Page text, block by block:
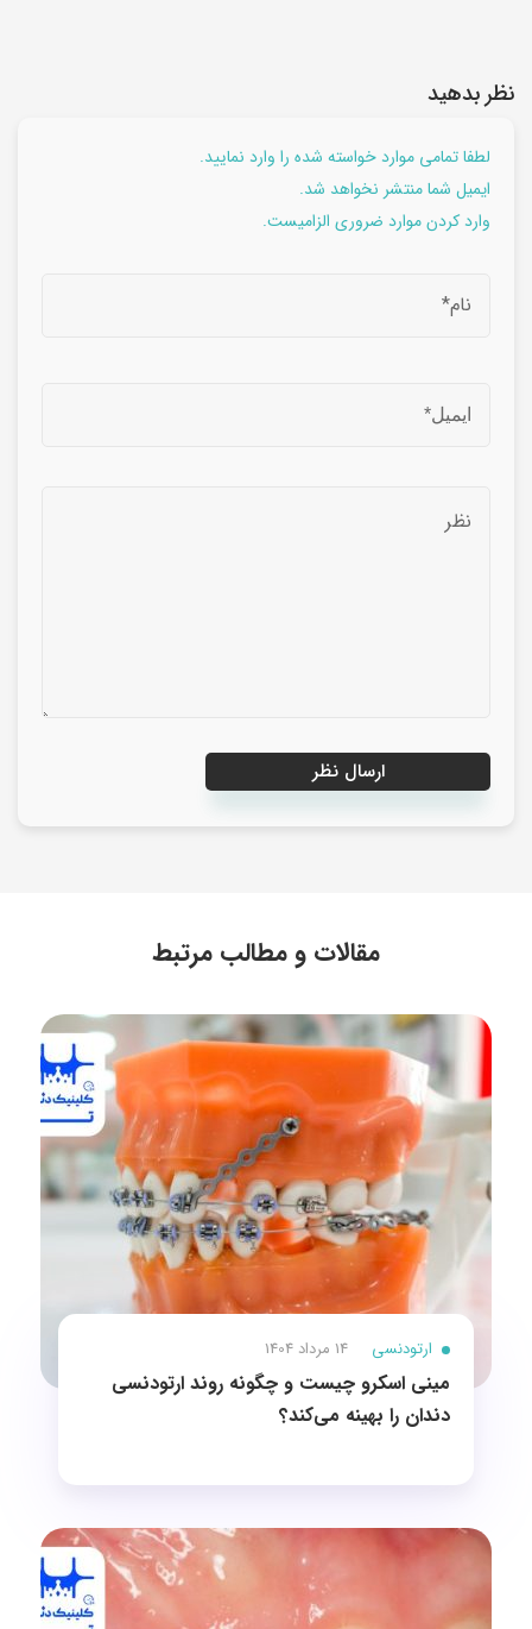
نظر بدهید
لطفا تمامی موارد خواسته شده را وارد نمایید.
ایمیل شما منتشر نخواهد شد.
وارد کردن موارد ضروری الزامیست.
مقالات و مطالب مرتبط
ارتودنسی 14 مرداد 1404
مینی اسکرو چیست و چگونه روند ارتودنسی
دندان را بهینه می‌کند؟